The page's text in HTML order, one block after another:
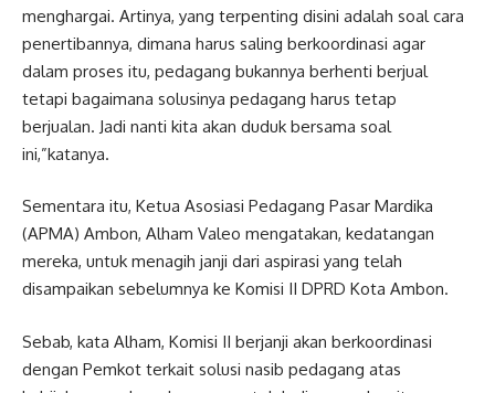
menghargai. Artinya, yang terpenting disini adalah soal cara
penertibannya, dimana harus saling berkoordinasi agar
dalam proses itu, pedagang bukannya berhenti berjual
tetapi bagaimana solusinya pedagang harus tetap
berjualan. Jadi nanti kita akan duduk bersama soal
ini,”katanya.
Sementara itu, Ketua Asosiasi Pedagang Pasar Mardika
(APMA) Ambon, Alham Valeo mengatakan, kedatangan
mereka, untuk menagih janji dari aspirasi yang telah
disampaikan sebelumnya ke Komisi II DPRD Kota Ambon.
Sebab, kata Alham, Komisi II berjanji akan berkoordinasi
dengan Pemkot terkait solusi nasib pedagang atas